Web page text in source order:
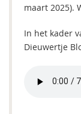
maart 2025).
In het kader
Dieuwertje